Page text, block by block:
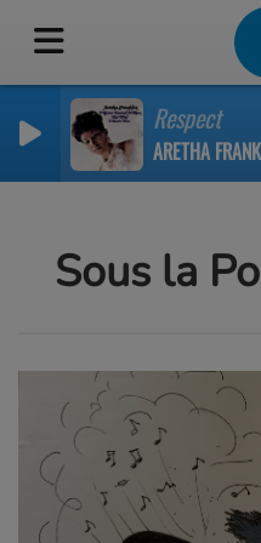
Respect
ARETHA
Sous la